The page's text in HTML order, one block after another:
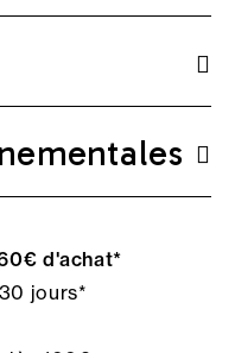
d'achat*
jours*